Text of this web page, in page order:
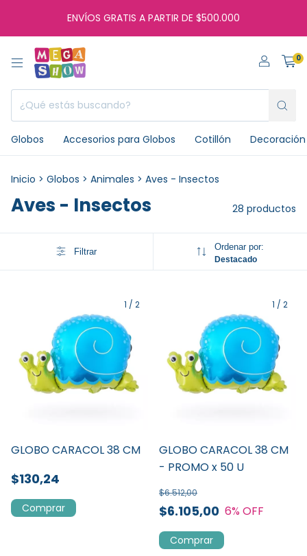
ENVÍOS GRATIS A PARTIR DE $500.000
0
Globos Accesorios para Globos Cotillón
Inicio > Globos > Animales > Aves - Insectos
Aves - Insectos 28 productos
Filtrar Ordenar por:
Destacado
1 / 2
GLOBO CARACOL 38 CM
$130,24
1 / 2
GLOBO CARACOL 38 CM
- PROMO x 50 U
$6.105,00
$6.512,00
6% OFF